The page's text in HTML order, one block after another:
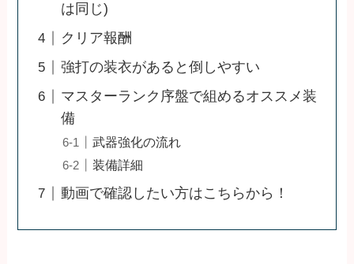
は同じ)
クリア報酬
強打の装衣があると倒しやすい
マスターランク序盤で組めるオススメ装
備
武器強化の流れ
装備詳細
動画で確認したい方はこちらから！